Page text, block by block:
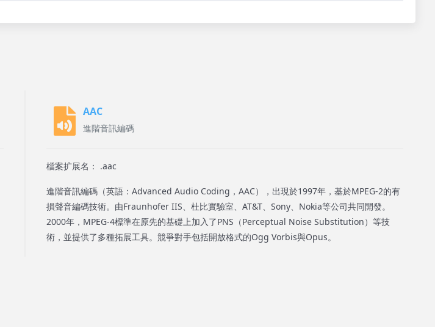
AAC
進階音訊編碼
檔案扩展名： .aac
進階音訊編碼（英語：Advanced Audio Coding，AAC），出現於1997年，基於MPEG-2的有
損聲音編碼技術。由Fraunhofer IIS、杜比實驗室、AT&T、Sony、Nokia等公司共同開發。
2000年，MPEG-4標準在原先的基礎上加入了PNS（Perceptual Noise Substitution）等技
術，並提供了多種拓展工具。競爭對手包括開放格式的Ogg Vorbis與Opus。